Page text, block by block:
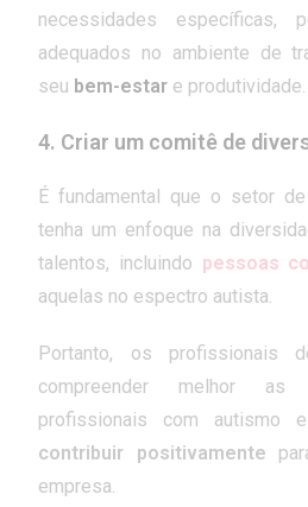
necessidades específicas,
adequados no ambiente de
seu bem-estar e produtividade.
4. Criar um comitê de
É fundamental que o setor de
tenha um enfoque na
talentos, incluindo pessoas
aquelas no espectro autista.
Portanto, os profissionais
compreender melhor as
profissionais com autismo
contribuir positivamente
empresa.